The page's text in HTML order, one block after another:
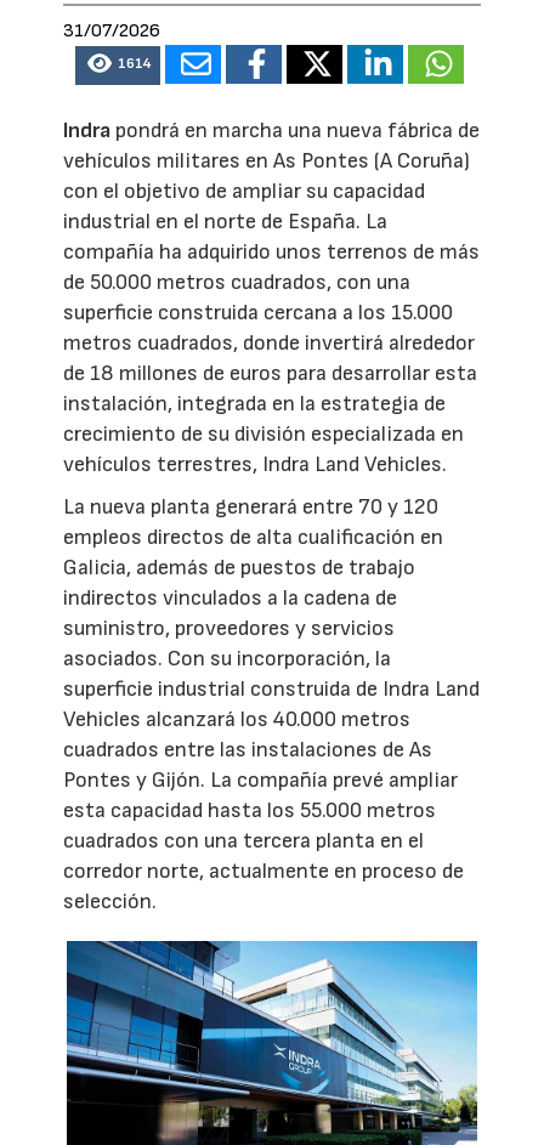
31/07/2026
1614
Indra pondrá en marcha una nueva fábrica de
vehículos militares en As Pontes (A Coruña)
con el objetivo de ampliar su capacidad
industrial en el norte de España. La
compañía ha adquirido unos terrenos de más
de 50.000 metros cuadrados, con una
superficie construida cercana a los 15.000
metros cuadrados, donde invertirá alrededor
de 18 millones de euros para desarrollar esta
instalación, integrada en la estrategia de
crecimiento de su división especializada en
vehículos terrestres, Indra Land Vehicles.
La nueva planta generará entre 70 y 120
empleos directos de alta cualificación en
Galicia, además de puestos de trabajo
indirectos vinculados a la cadena de
suministro, proveedores y servicios
asociados. Con su incorporación, la
superficie industrial construida de Indra Land
Vehicles alcanzará los 40.000 metros
cuadrados entre las instalaciones de As
Pontes y Gijón. La compañía prevé ampliar
esta capacidad hasta los 55.000 metros
cuadrados con una tercera planta en el
corredor norte, actualmente en proceso de
selección.